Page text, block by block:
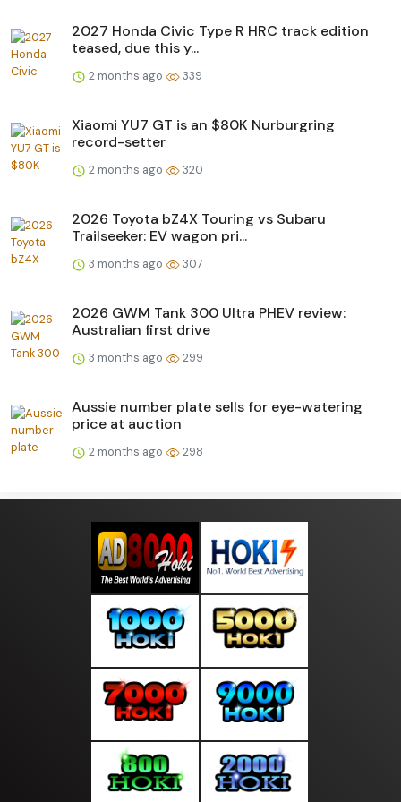
2027 Honda Civic Type R HRC track edition
teased, due this y...
2 months ago 339
Xiaomi YU7 GT is an $80K Nurburgring
record-setter
2 months ago 320
2026 Toyota bZ4X Touring vs Subaru
Trailseeker: EV wagon pri...
3 months ago 307
2026 GWM Tank 300 Ultra PHEV review:
Australian first drive
3 months ago 299
Aussie number plate sells for eye-watering
price at auction
2 months ago 298